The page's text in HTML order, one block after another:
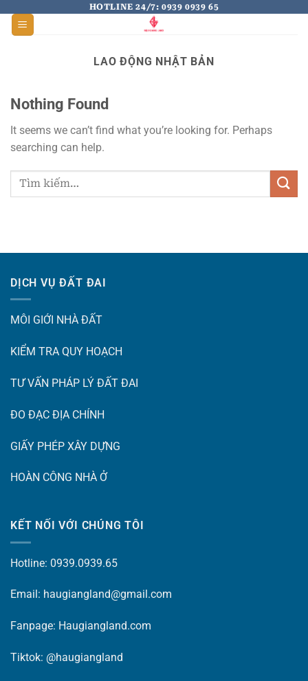
HOTLINE 24/7: 0939 0939 65
LAO ĐỘNG NHẬT BẢN
Nothing Found
It seems we can’t find what you’re looking for. Perhaps
searching can help.
DỊCH VỤ ĐẤT ĐAI
MÔI GIỚI NHÀ ĐẤT
KIỂM TRA QUY HOẠCH
TƯ VẤN PHÁP LÝ ĐẤT ĐAI
ĐO ĐẠC ĐỊA CHÍNH
GIẤY PHÉP XÂY DỰNG
HOÀN CÔNG NHÀ Ở
KẾT NỐI VỚI CHÚNG TÔI
Hotline: 0939.0939.65
Email: haugiangland@gmail.com
Fanpage: Haugiangland.com
Tiktok: @haugiangland